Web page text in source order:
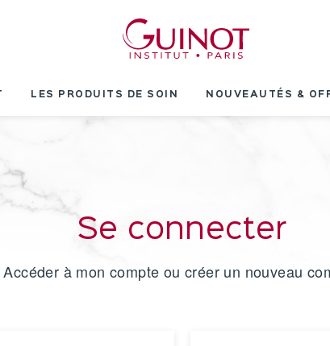
LES PRODUITS DE SOIN NOUVEAUTÉS &
Se connecter
Accéder à mon compte ou créer un nouveau